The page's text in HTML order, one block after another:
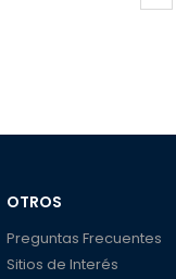
OTROS
Preguntas Frecuentes
Sitios de Interés